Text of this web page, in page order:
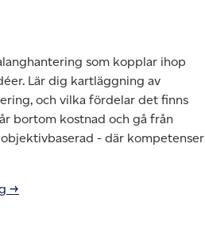
som kopplar ihop
Lär dig kartläggning av
och vilka fördelar det finns
bortom kostnad och gå från
- där kompetenser
→